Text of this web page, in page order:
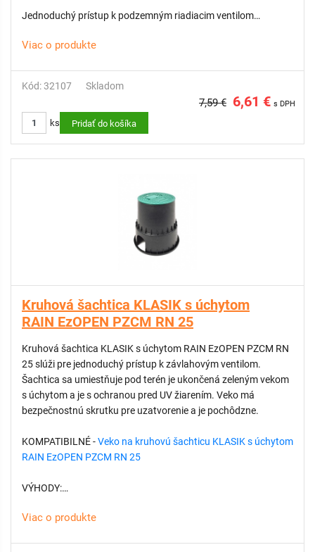
Jednoduchý prístup k podzemným riadiacim ventilom
Chráni kľúčové komponenty závlahy
Rýchla, bezproblémová a cenovo výhodná inštalácia
Viac o produkte
Kód: 32107 Skladom
7,59 € 6,61 € s DPH
ks Pridať do košíka
Kruhová šachtica KLASIK s úchytom
RAIN EzOPEN PZCM RN 25
Kruhová šachtica KLASIK s úchytom RAIN EzOPEN PZCM RN
25 slúži pre jednoduchý prístup k závlahovým ventilom.
Šachtica sa umiestňuje pod terén je ukončená zeleným vekom
s úchytom a je s ochranou pred UV žiarením. Veko má
bezpečnostnú skrutku pre uzatvorenie a je pochôdzne.
KOMPATIBILNÉ -Veko na kruhovú šachticu KLASIK s úchytom
RAIN EzOPEN PZCM RN 25
VÝHODY:
Jednoduchý prístup k podzemným riadiacim ventilom
Viac o produkte